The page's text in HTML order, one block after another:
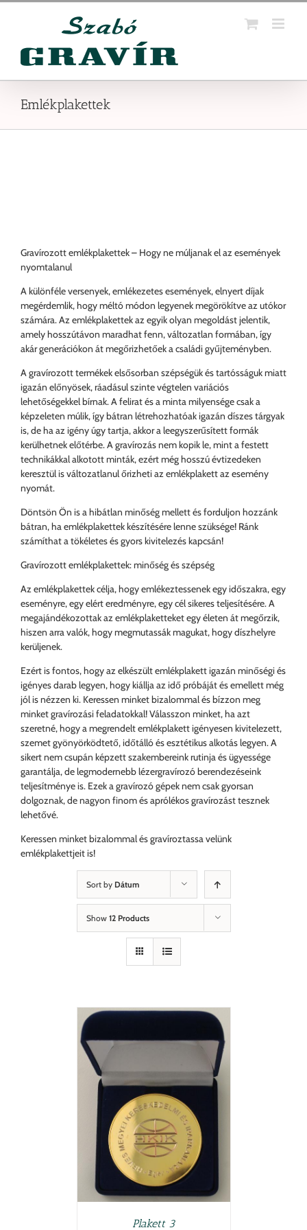
Kihagyás
Emlékplakettek
Sort by Dátum
Show 12 Products
Plakett 3
Gravírozott emlékplakettek – Hogy ne múljanak el az események
nyomtalanul
A különféle versenyek, emlékezetes események, elnyert díjak
megérdemlik, hogy méltó módon legyenek megörökítve az utókor
számára. Az emlékplakettek az egyik olyan megoldást jelentik,
amely hosszútávon maradhat fenn, változatlan formában, így
akár generációkon át megőrizhetőek a családi gyűjteményben.
A gravírozott termékek elsősorban szépségük és tartósságuk miatt
igazán előnyösek, ráadásul szinte végtelen variációs
lehetőségekkel bírnak. A felirat és a minta milyensége csak a
képzeleten múlik, így bátran létrehozhatóak igazán díszes tárgyak
is, de ha az igény úgy tartja, akkor a leegyszerűsített formák
kerülhetnek előtérbe. A gravírozás nem kopik le, mint a festett
technikákkal alkotott minták, ezért még hosszú évtizedeken
keresztül is változatlanul őrizheti az emlékplakett az esemény
nyomát.
Döntsön Ön is a hibátlan minőség mellett és forduljon hozzánk
bátran, ha emlékplakettek készítésére lenne szüksége! Ránk
számíthat a tökéletes és gyors kivitelezés kapcsán!
Gravírozott emlékplakettek: minőség és szépség
Az emlékplakettek célja, hogy emlékeztessenek egy időszakra, egy
eseményre, egy elért eredményre, egy cél sikeres teljesítésére. A
megajándékozottak az emlékplaketteket egy életen át megőrzik,
hiszen arra valók, hogy megmutassák magukat, hogy díszhelyre
kerüljenek.
Ezért is fontos, hogy az elkészült emlékplakett igazán minőségi és
igényes darab legyen, hogy kiállja az idő próbáját és emellett még
jól is nézzen ki. Keressen minket bizalommal és bízzon meg
minket gravírozási feladatokkal! Válasszon minket, ha azt
szeretné, hogy a megrendelt emlékplakett igényesen kivitelezett,
szemet gyönyörködtető, időtálló és esztétikus alkotás legyen. A
sikert nem csupán képzett szakembereink rutinja és ügyessége
garantálja, de legmodernebb lézergravírozó berendezéseink
teljesítménye is. Ezek a gravírozó gépek nem csak gyorsan
dolgoznak, de nagyon finom és aprólékos gravírozást tesznek
lehetővé.
Keressen minket bizalommal és gravíroztassa velünk
emlékplakettjeit is!